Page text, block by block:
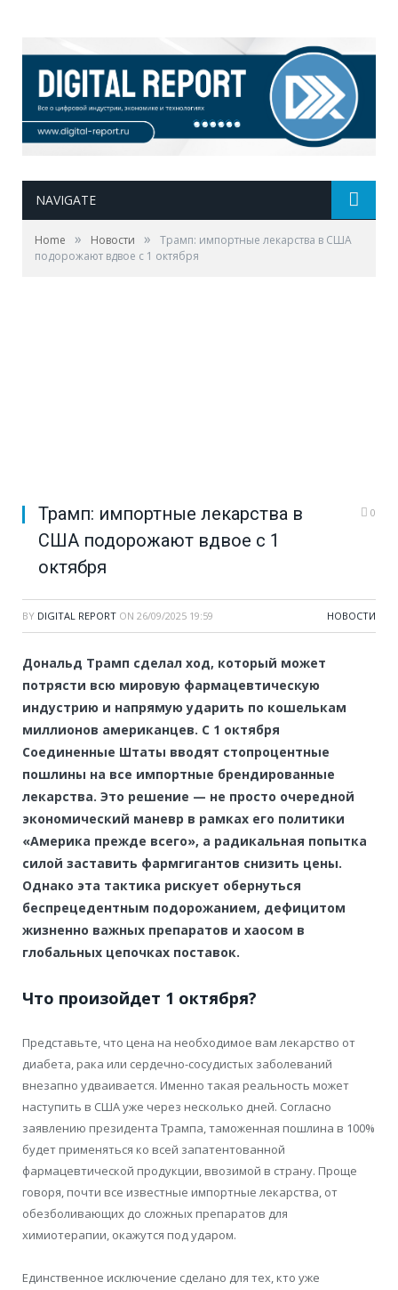
NAVIGATE
Home » Новости »
Трамп: импортные лекарства в США
подорожают вдвое с 1 октября
Трамп: импортные лекарства в
США подорожают вдвое с 1
октября
0
BY DIGITAL REPORT ON 26/09/2025 19:59 НОВОСТИ
Дональд Трамп сделал ход, который может
потрясти всю мировую фармацевтическую
индустрию и напрямую ударить по кошелькам
миллионов американцев. С 1 октября
Соединенные Штаты вводят стопроцентные
пошлины на все импортные брендированные
лекарства. Это решение — не просто очередной
экономический маневр в рамках его политики
«Америка прежде всего», а радикальная попытка
силой заставить фармгигантов снизить цены.
Однако эта тактика рискует обернуться
беспрецедентным подорожанием, дефицитом
жизненно важных препаратов и хаосом в
глобальных цепочках поставок.
Что произойдет 1 октября?
Представьте, что цена на необходимое вам лекарство от
диабета, рака или сердечно-сосудистых заболеваний
внезапно удваивается. Именно такая реальность может
наступить в США уже через несколько дней. Согласно
заявлению президента Трампа, таможенная пошлина в 100%
будет применяться ко всей запатентованной
фармацевтической продукции, ввозимой в страну. Проще
говоря, почти все известные импортные лекарства, от
обезболивающих до сложных препаратов для
химиотерапии, окажутся под ударом.
Единственное исключение сделано для тех, кто уже